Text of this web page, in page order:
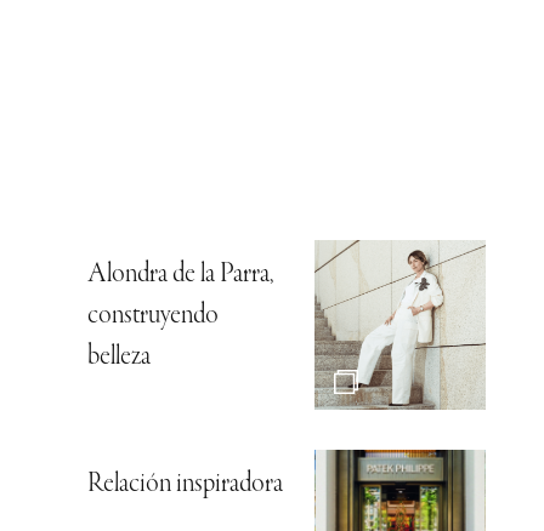
Alondra de la Parra,
construyendo
belleza
Relación inspiradora